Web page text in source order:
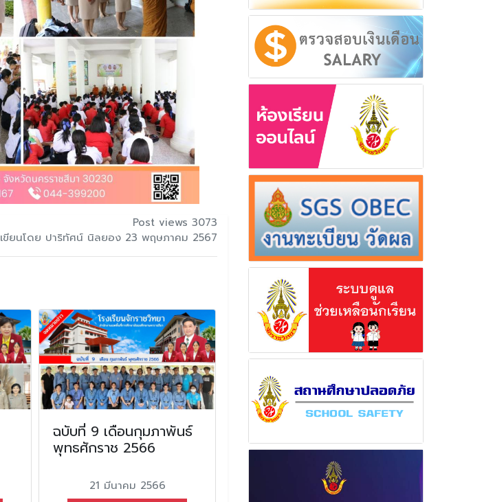
Post views 3073
เขียนโดย ปาริทัศน์ นิลยอง 23 พฤษภาคม 2567
ฉบับที่ 9 เดือนกุมภาพันธ์
พุทธศักราช 2566
21 มีนาคม 2566
พุทธศักราช 2568
22 สิงหาคม 2568
พุทธศักราช